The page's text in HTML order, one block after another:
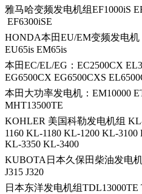
雅马哈变频发电机组EF1000iS
EF6300iSE
HONDA本田EU/EM变频发电机
EU65is EM65is
本田EC/EL/EG：EC2500CX
EG6500CX EG6500CXS
本田大功率发电机：EM10000
MHT13500TE
KOHLER 美国科勒发电机组
1160 KL-1180 KL-1200 KL-
KL-3350 KL-3400
KUBOTA日本久保田柴油发电机
J315 J320
日本东洋发电机组TDL13000TE